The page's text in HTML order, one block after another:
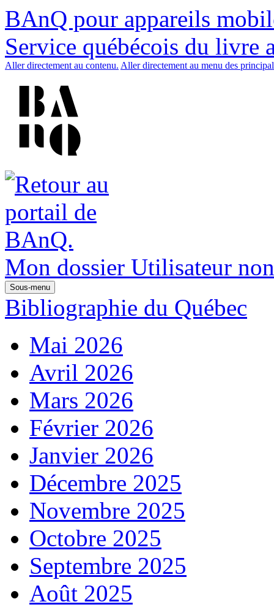
BAnQ pour appareils
Service québécois du livre
Aller directement au contenu. Aller directement au menu des
Mon dossier Utilisateur
Sous-menu
Bibliographie du Québec
Mai 2026
Avril 2026
Mars 2026
Février 2026
Janvier 2026
Décembre 2025
Novembre 2025
Octobre 2025
Septembre 2025
Août 2025